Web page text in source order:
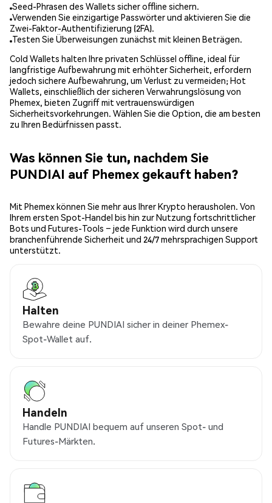
Seed-Phrasen des Wallets sicher offline sichern.
Verwenden Sie einzigartige Passwörter und aktivieren Sie die
Zwei-Faktor-Authentifizierung (2FA).
Testen Sie Überweisungen zunächst mit kleinen Beträgen.
Cold Wallets halten Ihre privaten Schlüssel offline, ideal für
langfristige Aufbewahrung mit erhöhter Sicherheit, erfordern
jedoch sichere Aufbewahrung, um Verlust zu vermeiden; Hot
Wallets, einschließlich der sicheren Verwahrungslösung von
Phemex, bieten Zugriff mit vertrauenswürdigen
Sicherheitsvorkehrungen. Wählen Sie die Option, die am besten
zu Ihren Bedürfnissen passt.
Was können Sie tun, nachdem Sie
PUNDIAI auf Phemex gekauft haben?
Mit Phemex können Sie mehr aus Ihrer Krypto herausholen. Von
Ihrem ersten Spot-Handel bis hin zur Nutzung fortschrittlicher
Bots und Futures-Tools – jede Funktion wird durch unsere
branchenführende Sicherheit und 24/7 mehrsprachigen Support
unterstützt.
Halten
Bewahre deine PUNDIAI sicher in deiner Phemex-
Spot-Wallet auf.
Handeln
Handle PUNDIAI bequem auf unseren Spot- und
Futures-Märkten.